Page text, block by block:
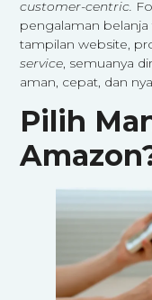
customer-centric.
pengalaman
tampilan website,
service, semuanya
aman, cepat, dan
Pilih